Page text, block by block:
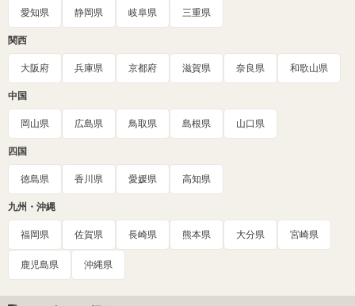
愛知県 静岡県 岐阜県 三重県
関西
大阪府 兵庫県 京都府 滋賀県 奈良県 和歌山県
中国
岡山県 広島県 鳥取県 島根県 山口県
四国
徳島県 香川県 愛媛県 高知県
九州・沖縄
福岡県 佐賀県 長崎県 熊本県 大分県 宮崎県
鹿児島県 沖縄県